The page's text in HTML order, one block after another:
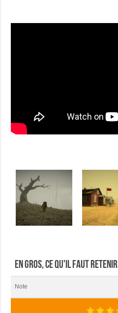
En gros, ce qu'il faut retenir
Note